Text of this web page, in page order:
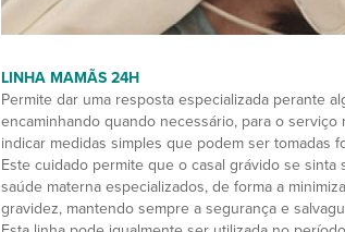
LINHA MAMÃS 24H
Permite dar uma resposta especializada perante
encaminhando quando necessário, para o serviço
indicar medidas simples que podem ser tomadas
Este cuidado permite que o casal grávido se
saúde materna especializados, de forma a
gravidez, mantendo sempre a segurança e